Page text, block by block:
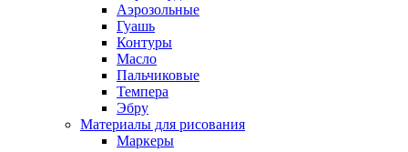
Аэрозольные
Гуашь
Контуры
Масло
Пальчиковые
Темпера
Эбру
Материалы для рисования
Маркеры